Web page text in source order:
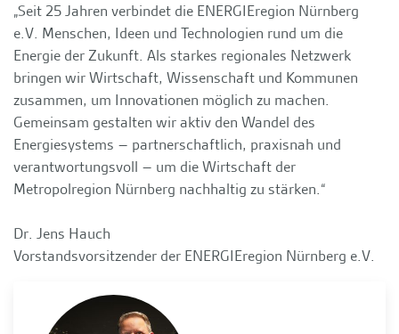
„Seit 25 Jahren verbindet die ENERGIEregion Nürnberg
e.V. Menschen, Ideen und Technologien rund um die
Energie der Zukunft. Als starkes regionales Netzwerk
bringen wir Wirtschaft, Wissenschaft und Kommunen
zusammen, um Innovationen möglich zu machen.
Gemeinsam gestalten wir aktiv den Wandel des
Energiesystems – partnerschaftlich, praxisnah und
verantwortungsvoll – um die Wirtschaft der
Metropolregion Nürnberg nachhaltig zu stärken.“
Dr. Jens Hauch
Vorstandsvorsitzender der ENERGIEregion Nürnberg e.V.